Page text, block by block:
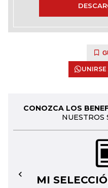
CONOZCA LOS
NUESTROS
MI
←